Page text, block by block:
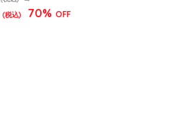
(税込) 70% OFF